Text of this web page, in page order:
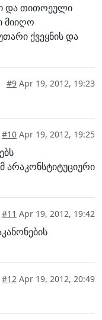
და თითოეული
მიიღო
ქვეყნის და
#9 Apr 19, 2012, 19:23
#10 Apr 19, 2012, 19:25
არაკონსტიტუციური
#11 Apr 19, 2012, 19:42
#12 Apr 19, 2012, 20:49